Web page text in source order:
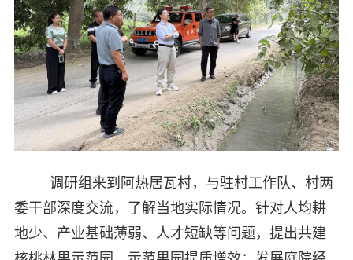
调研组来到阿热居瓦村，与驻村工作队、村两
委干部深度交流，了解当地实际情况。针对人均耕
地少、产业基础薄弱、人才短缺等问题，提出共建